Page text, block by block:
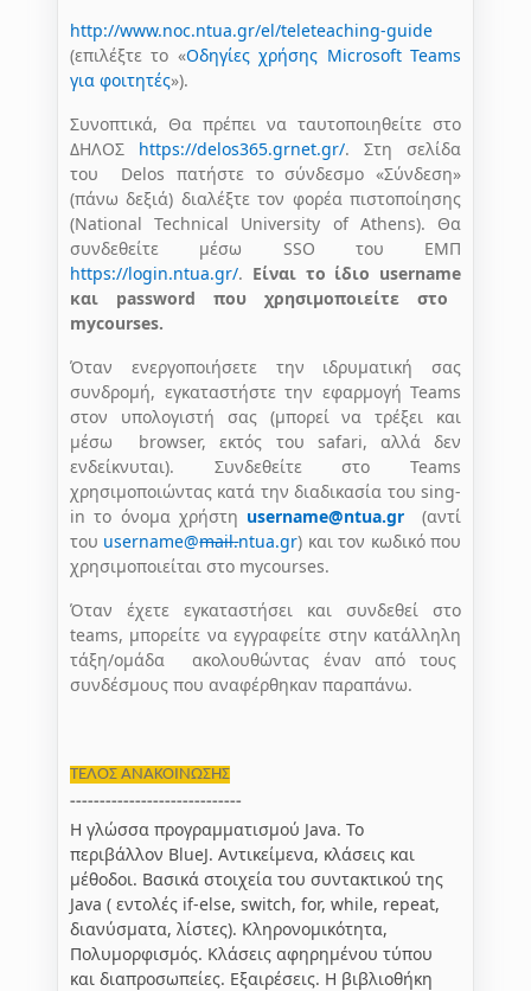
http://www.noc.ntua.gr/el/teleteaching-guide
(επιλέξτε το «Οδηγίες χρήσης Microsoft Teams
για φοιτητές»).
Συνοπτικά, Θα πρέπει να ταυτοποιηθείτε στο
ΔΗΛΟΣ https://delos365.grnet.gr/. Στη σελίδα
του Delos πατήστε το σύνδεσμο «Σύνδεση»
(πάνω δεξιά) διαλέξτε τον φορέα πιστοποίησης
(National Technical University of Athens). Θα
συνδεθείτε μέσω SSO του ΕΜΠ
https://login.ntua.gr/. Είναι το ίδιο username
και password που χρησιμοποιείτε στο
mycourses.
Όταν ενεργοποιήσετε την ιδρυματική σας
συνδρομή, εγκαταστήστε την εφαρμογή Teams
στον υπολογιστή σας (μπορεί να τρέξει και
μέσω browser, εκτός του safari, αλλά δεν
ενδείκνυται). Συνδεθείτε στο Teams
χρησιμοποιώντας κατά την διαδικασία του sing-
in το όνομα χρήστη username@ntua.gr (αντί
του username@mail.ntua.gr) και τον κωδικό που
χρησιμοποιείται στο mycourses.
Όταν έχετε εγκαταστήσει και συνδεθεί στο
teams, μπορείτε να εγγραφείτε στην κατάλληλη
τάξη/ομάδα ακολουθώντας έναν από τους
συνδέσμους που αναφέρθηκαν παραπάνω.
ΤΕΛΟΣ ΑΝΑΚΟΙΝΩΣΗΣ
-----------------------------
Η γλώσσα προγραμματισμού Java. Το
περιβάλλον BlueJ. Αντικείμενα, κλάσεις και
μέθοδοι. Βασικά στοιχεία του συντακτικού της
Java ( εντολές if-else, switch, for, while, repeat,
διανύσματα, λίστες). Κληρονομικότητα,
Πολυμορφισμός. Κλάσεις αφηρημένου τύπου
και διαπροσωπείες. Εξαιρέσεις. Η βιβλιοθήκη